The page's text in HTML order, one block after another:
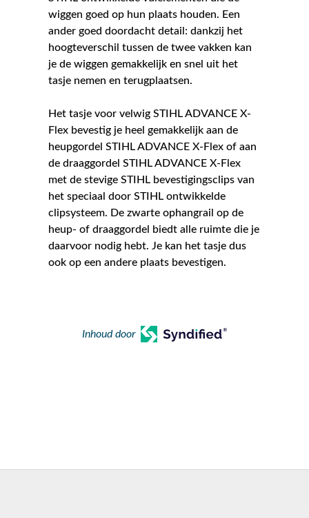
wiggen goed op hun plaats houden. Een
ander goed doordacht detail: dankzij het
hoogteverschil tussen de twee vakken kan
je de wiggen gemakkelijk en snel uit het
tasje nemen en terugplaatsen.
Het tasje voor velwig STIHL ADVANCE X-
Flex bevestig je heel gemakkelijk aan de
heupgordel STIHL ADVANCE X-Flex of aan
de draaggordel STIHL ADVANCE X-Flex
met de stevige STIHL bevestigingsclips van
het speciaal door STIHL ontwikkelde
clipsysteem. De zwarte ophangrail op de
heup- of draaggordel biedt alle ruimte die je
daarvoor nodig hebt. Je kan het tasje dus
ook op een andere plaats bevestigen.
Inhoud door